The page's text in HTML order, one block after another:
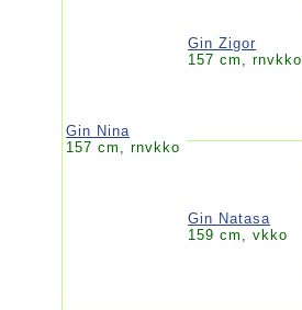
Gin Nina
157 cm, rnvkko
Gin Zigor
157 cm, rnvkko
Gin Natasa
159 cm, vkko